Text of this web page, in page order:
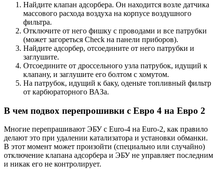
Найдите клапан адсорбера. Он находится возле датчика
массового расхода воздуха на корпусе воздушного
фильтра.
Отключите от него фишку с проводами и все патрубки
(может загореться Check на панели приборов).
Найдите адсорбер, отсоедините от него патрубки и
заглушите.
Отсоедините от дроссельного узла патрубок, идущий к
клапану, и заглушите его болтом с хомутом.
На патрубок, идущий к баку, оденьте топливный фильтр
от карбюраторного ВАЗа.
В чем подвох перепрошивки с Евро 4 на Евро 2
Многие перепрашивают ЭБУ с Euro-4 на Euro-2, как правило
делают это при удалении катализатора и установки обманки.
В этот момент может произойти (специально или случайно)
отключение клапана адсорбера и ЭБУ не управляет последним
и никак его не контролирует.